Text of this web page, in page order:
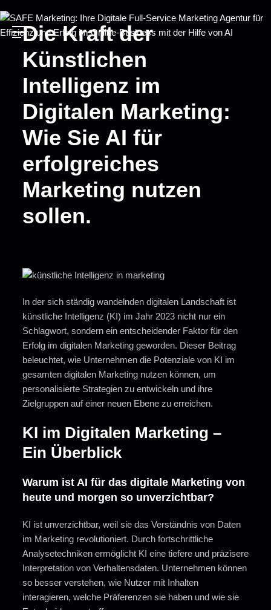
Die Kraft der
Künstlichen
Intelligenz im
Digitalen Marketing:
Wie Sie AI für
erfolgreiches
Marketing nutzen
sollen.
In der sich ständig wandelnden digitalen Landschaft ist
künstliche Intelligenz (KI) im Jahr 2023 nicht nur ein
Schlagwort, sondern ein entscheidender Faktor für den
Erfolg im digitalen Marketing geworden. Dieser Beitrag
beleuchtet, wie Unternehmen die Potenziale von KI im
gesamten digitalen Marketing nutzen können, um
personalisierte Strategien zu entwickeln und ihre
Zielgruppen auf einer neuen Ebene zu erreichen.
KI im Digitalen Marketing –
Ein Überblick
Warum ist AI für das digitale Marketing von
heute und morgen so unverzichtbar?
KI ist unverzichtbar, weil sie das Verständnis von Daten
im Marketing revolutioniert. Durch fortschrittliche
Analysetechniken ermöglicht KI eine tiefere und präzisere
Interpretation von Verhaltensdaten. Unternehmen können
so besser verstehen, wie Nutzer mit Inhalten
interagieren, welche Präferenzen sie haben und wie sie